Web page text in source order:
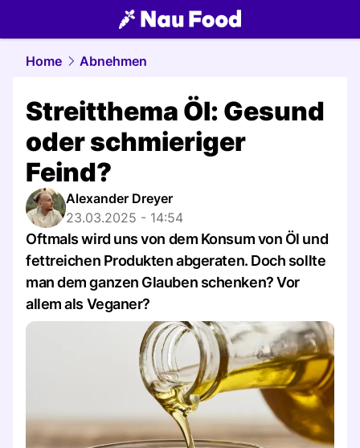
food.NAU.ch
Home Abnehmen
Streitthema Öl: Gesund
oder schmieriger
Feind?
Alexander Dreyer
23.03.2025 - 14:54
Oftmals wird uns von dem Konsum von Öl und
fettreichen Produkten abgeraten. Doch sollte
man dem ganzen Glauben schenken? Vor
allem als Veganer?